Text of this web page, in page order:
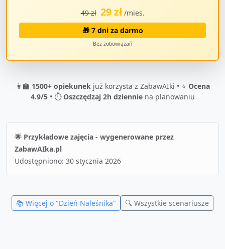
49 zł 29 zł /mies.
🎁 7 dni za darmo
Bez zobowiązań
👩‍🏫 1500+ opiekunekjuż korzysta z ZabawAIki • ⭐ Ocena
4.9/5• ⏱️Oszczędzaj 2h dzienniena planowaniu
🌟 Przykładowe zajęcia - wygenerowane przez
ZabawAIka.pl
Udostępniono: 30 stycznia 2026
📚 Więcej o "Dzień Naleśnika" 🔍 Wszystkie scenariusze